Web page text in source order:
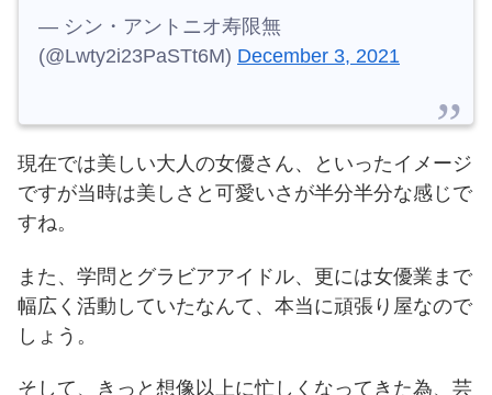
— シン・アントニオ寿限無
(@Lwty2i23PaSTt6M) December 3, 2021
現在では美しい大人の女優さん、といったイメージ
ですが当時は美しさと可愛いさが半分半分な感じで
すね。
また、学問とグラビアアイドル、更には女優業まで
幅広く活動していたなんて、本当に頑張り屋なので
しょう。
そして、きっと想像以上に忙しくなってきた為、芸